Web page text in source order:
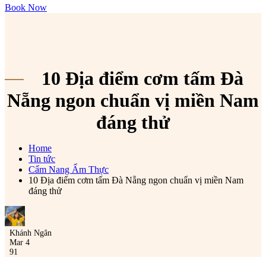
Book Now
10 Địa điểm cơm tấm Đà
Nẵng ngon chuẩn vị miền Nam
đáng thử
Home
Tin tức
Cẩm Nang Ẩm Thực
10 Địa điểm cơm tấm Đà Nẵng ngon chuẩn vị miền Nam
đáng thử
Khánh Ngân
Mar 4
91